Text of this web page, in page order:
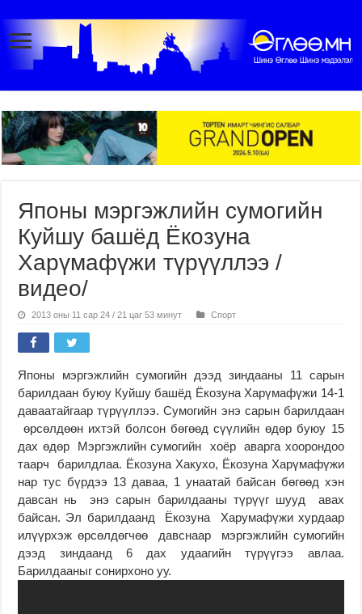
Японы мэргэжлийн сумогийн
Куйшу башёд Ёкозуна
Харүмафүжи түрүүллээ /
видео/
2013 оны 11 сар 24 / 21 цаг 53 минут Спорт
Японы мэргэжлийн сумогийн дээд зиндааны 11 сарын
барилдаан буюу Куйшу башёд Ёкозуна Харүмафүжи 14-1
даваатайгаар түрүүллээ. Сумогийн энэ сарын барилдаан
өрсөлдөөн ихтэй болсон бөгөөд сүүлийн өдөр буюу 15
дах өдөр Мэргэжлийн сумогийн хоёр аварга хоорондоо
таарч барилдлаа. Ёкозуна Хакухо, Ёкозуна Харүмафүжи
нар тус бүрдээ 13 даваа, 1 унаатай байсан бөгөөд хэн
давсан нь энэ сарын барилдааны түрүүг шууд авах
байсан. Эл барилдаанд Ёкозуна Харумафүжи хурдаар
илүүрхэж өрсөлдөгчөө давснаар мэргэжлийн сумогийн
дээд зиндаанд 6 дах удаагийн түрүүгээ авлаа.
Барилдааныг сонирхоно уу.